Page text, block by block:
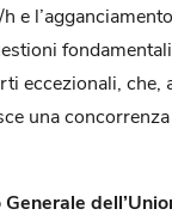
e
eccezionali, che,
una